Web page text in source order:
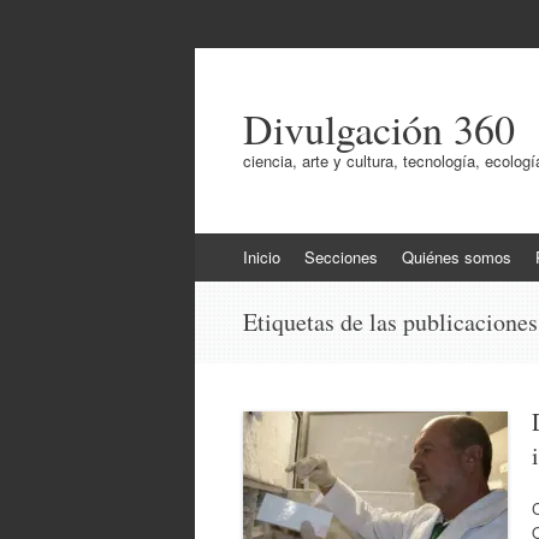
Divulgación 360
ciencia, arte y cultura, tecnología,
al
Inicio Secciones Quiénes somos
Etiquetas de las